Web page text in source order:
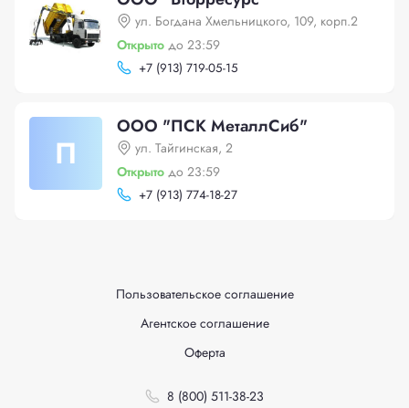
ул. Богдана Хмельницкого, 109, корп.2
Открыто до 23:59
+7 (913) 719-05-15
П
ООО "ПСК МеталлСиб"
ул. Тайгинская, 2
Открыто до 23:59
+7 (913) 774-18-27
Пользовательское соглашение
Агентское соглашение
Оферта
8 (800) 511-38-23